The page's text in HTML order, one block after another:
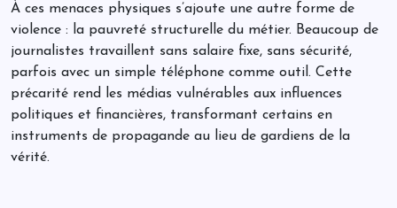
À ces menaces physiques s’ajoute une autre forme de
violence : la pauvreté structurelle du métier. Beaucoup de
journalistes travaillent sans salaire fixe, sans sécurité,
parfois avec un simple téléphone comme outil. Cette
précarité rend les médias vulnérables aux influences
politiques et financières, transformant certains en
instruments de propagande au lieu de gardiens de la
vérité.